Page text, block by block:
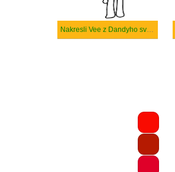
Nakresli Vee z Dandyho světa